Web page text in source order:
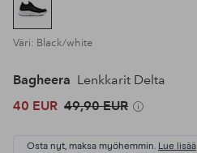
Väri: Black/white
Bagheera Lenkkarit Delta
40 EUR 49,90 EUR
Osta nyt, maksa myöhemmin. Lue lisää